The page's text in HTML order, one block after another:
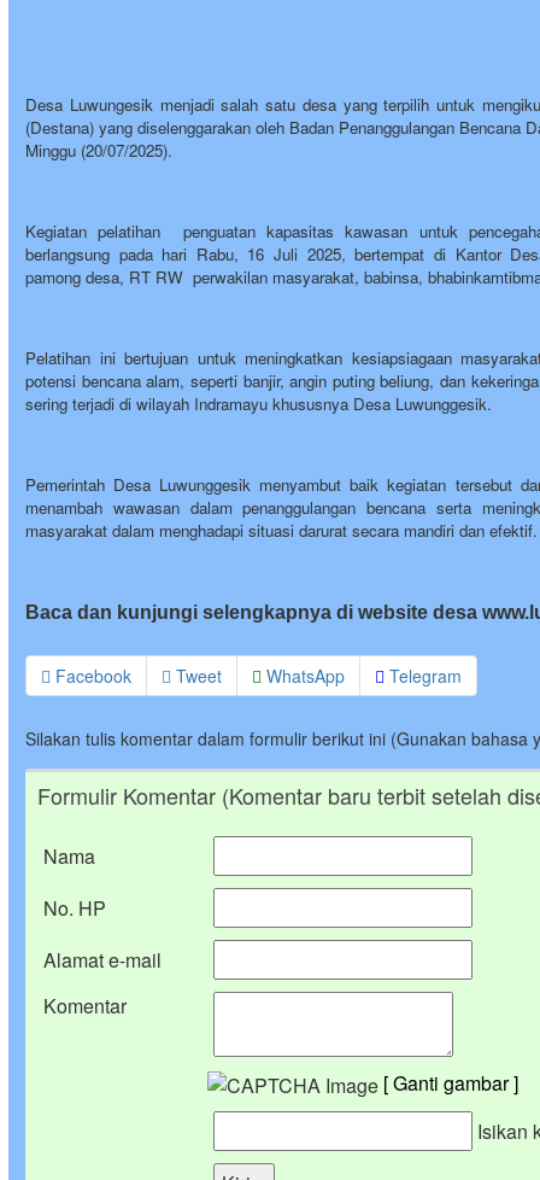
Desa Luwungesik menjadi salah satu desa yang terpilih untuk
(Destana) yang diselenggarakan oleh Badan Penanggulangan Bencana
Minggu (20/07/2025).
Kegiatan pelatihan penguatan kapasitas kawasan untuk
berlangsung pada hari Rabu, 16 Juli 2025, bertempat di Kantor
pamong desa, RT RW perwakilan masyarakat, babinsa,
Pelatihan ini bertujuan untuk meningkatkan kesiapsiagaan
potensi bencana alam, seperti banjir, angin puting beliung, dan
sering terjadi di wilayah Indramayu khususnya Desa Luwunggesik.
Pemerintah Desa Luwunggesik menyambut baik kegiatan tersebut
menambah wawasan dalam penanggulangan bencana serta
masyarakat dalam menghadapi situasi darurat secara mandiri dan efektif.
Baca dan kunjungi selengkapnya di website desa
Facebook Tweet WhatsApp Telegram
Silakan tulis komentar dalam formulir berikut ini (Gunakan bahasa
Formulir Komentar (Komentar baru terbit setelah
Nama
No. HP
Alamat e-mail
Komentar
[ Ganti gambar ]
Isikan